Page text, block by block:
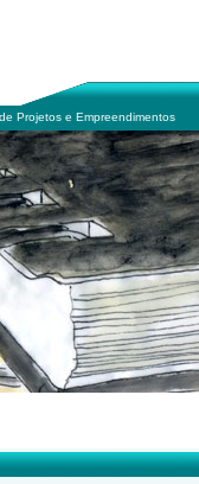
Projetos e Empreendimentos